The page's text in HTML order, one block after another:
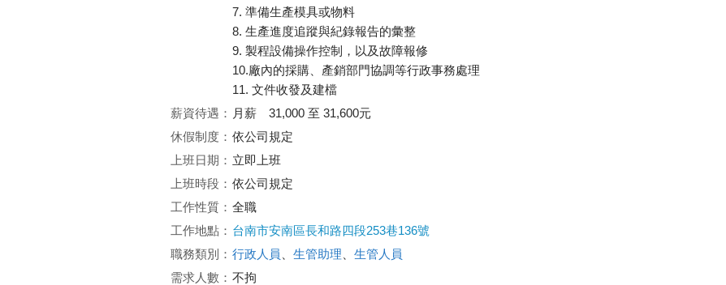
7. 準備生產模具或物料
8. 生產進度追蹤與紀錄報告的彙整
9. 製程設備操作控制，以及故障報修
10.廠內的採購、產銷部門協調等行政事務處理
11. 文件收發及建檔
薪資待遇： 月薪 31,000 至 31,600元
休假制度： 依公司規定
上班日期： 立即上班
上班時段： 依公司規定
工作性質： 全職
工作地點： 台南市安南區長和路四段253巷136號
職務類別： 行政人員 生管助理
生管人員
需求人數： 不拘